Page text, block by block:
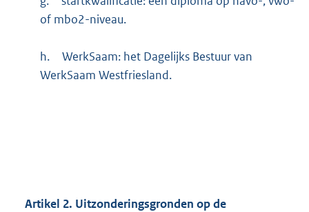
of mbo2-niveau.
h.
WerkSaam: het Dagelijks Bestuur van
WerkSaam Westfriesland.
Artikel 2. Uitzonderingsgronden op de